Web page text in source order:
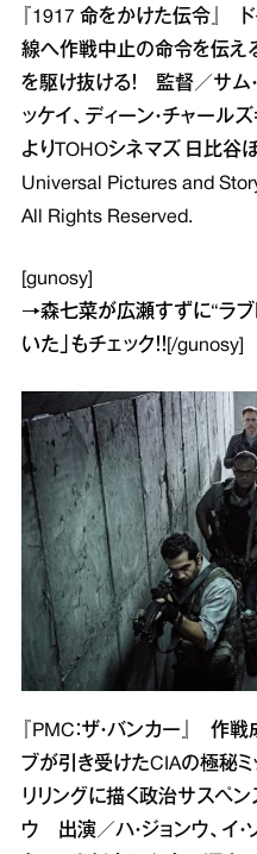
『1917 命をかけた伝令』
線へ作戦中止の命令を伝え
を駆け抜ける！ 監督／サム
ッケイ、ディーン・チャー
よりTOHOシネマズ 日比谷
Universal Pictures and
All Rights Reserved.
[gunosy]
→森七菜が広瀬すずに“ラブ
いた」 もチェック！！[/gunosy]
『PMC：ザ・バンカー』 作
ブが引き受けたCIAの極秘
リリングに描く政治サスペン
ウ 出演／ハ・ジョンウ、イ